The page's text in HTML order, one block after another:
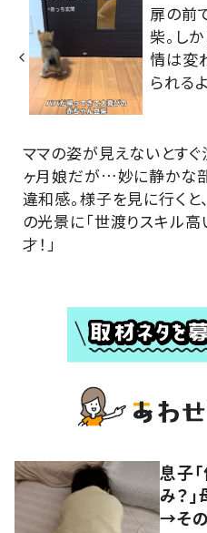
扉の前
柴。し
情は変
られる
ママの姿が見えないとすぐ
ヶ月娘だが…妙に静かな
違和感。様子を見に行くと
の光景に「世渡りスキル高
才！」
息子
み？
→そ